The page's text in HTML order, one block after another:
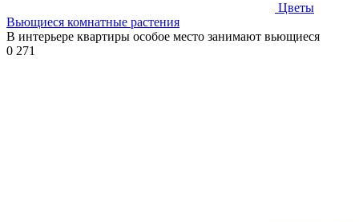
Цветы
Вьющиеся комнатные растения
В интерьере квартиры особое место занимают вьющиеся
0 271